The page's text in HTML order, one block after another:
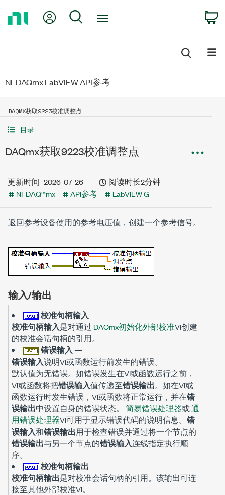
My Account
Search
NI-DAQmx LabVIEW API参考
DAQMX获取9223校准调整点
目录
DAQmx获取9223校准调整点
更新时间 2026-07-26
阅读时长2分钟
NI-DAQ™mx
API参考 LabVIEW G
返回参考设备使用的参考电压值，创建一个参考信号。
输入/输出
校准句柄输入 —
校准句柄输入是对通过 DAQmx初始化外部校准VI创建
的校准会话句柄的引用。
错误输入 —
错误输入说明VI或函数运行前发生的错误。
默认值为无错误。如错误发生在VI或函数运行之前，
VI或函数将把错误输入值传递至错误输出。如在VI或
函数运行时发生错误，VI或函数将正常运行，并在错
误输出中设置自身的错误状态。 简易错误处理器或通
用错误处理器VI可用于显示错误代码的说明信息。 错
误输入和错误输出用于检查错误并通过将一个节点的
错误输出与另一个节点的错误输入连线指定执行顺
序。
校准句柄输出 —
校准句柄输出是对校准会话句柄的引用。该输出可连
接至其他外部校准VI。